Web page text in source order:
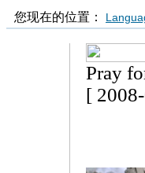
您现在的位置：
Pray
[